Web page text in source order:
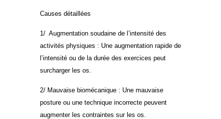
Causes détaillées
1/ Augmentation soudaine de l’intensité des
activités physiques : Une augmentation rapide de
l’intensité ou de la durée des exercices peut
surcharger les os.
2/ Mauvaise biomécanique : Une mauvaise
posture ou une technique incorrecte peuvent
augmenter les contraintes sur les os.